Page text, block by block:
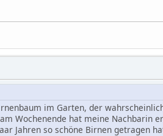
im Garten, der
Wochenende hat meine Nachbarin
Jahren so schöne Birnen getragen